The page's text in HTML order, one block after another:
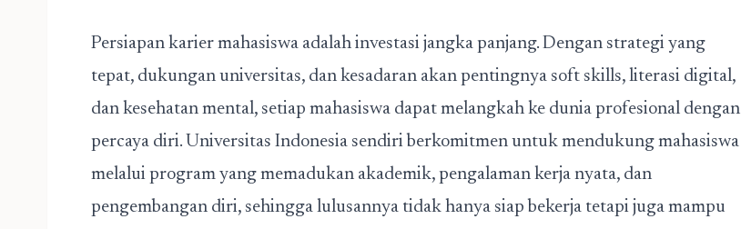
Persiapan karier mahasiswa adalah investasi jangka panjang. Dengan strategi yang
tepat, dukungan universitas, dan kesadaran akan pentingnya soft skills, literasi digital,
dan kesehatan mental, setiap mahasiswa dapat melangkah ke dunia profesional dengan
percaya diri. Universitas Indonesia sendiri berkomitmen untuk mendukung mahasiswa
melalui program yang memadukan akademik, pengalaman kerja nyata, dan
pengembangan diri, sehingga lulusannya tidak hanya siap bekerja tetapi juga mampu